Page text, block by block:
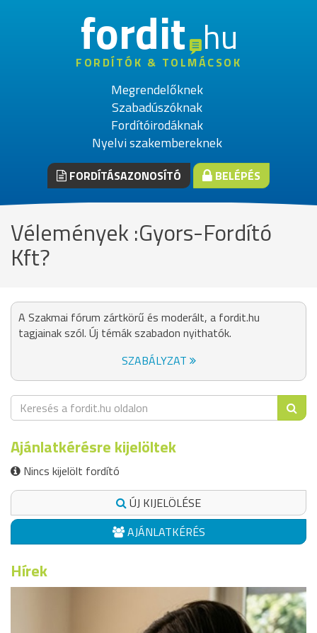
fordithu
FORDÍTÓK & TOLMÁCSOK
Megrendelőknek
Szabadúszóknak
Fordítóirodáknak
Nyelvi szakembereknek
FORDÍTÁSAZONOSÍTÓ BELÉPÉS
Vélemények :Gyors-Fordító
Kft?
A Szakmai fórum zártkörű és moderált, a fordit.hu
tagjainak szól. Új témák szabadon nyithatók.
SZABÁLYZAT
Ajánlatkérésre kijelöltek
Nincs kijelölt fordító
ÚJ KIJELÖLÉSE
AJÁNLATKÉRÉS
Hírek